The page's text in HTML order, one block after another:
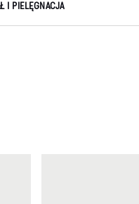
I PIELĘGNACJA